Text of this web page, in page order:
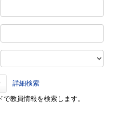
詳細検索
教員情報を検索します。